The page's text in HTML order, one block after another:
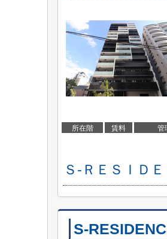
所在階 賃料 管
Ｓ-ＲＥＳＩＤ
S-